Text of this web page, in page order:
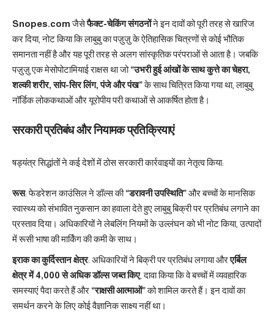
Snopes.comजैसेफैक्ट-चेकिंग संगठनोंने इन दावों को पूरी तरह से खारिज
कर दिया, नोट किया कि लाबुबु का पज़ुज़ु के ऐतिहासिक चित्रणों से कोई भौतिक
समानता नहीं है और यह पूरी तरह से अलग सांस्कृतिक परंपराओं से आता है। जबकि
पज़ुज़ु एक मेसोपोटामियाई राक्षस था जो“उभरी हुई आंखों के साथ कुत्ते का चेहरा,
शल्की शरीर, सांप-सिर लिंग, पंजे और पंख”के साथ चित्रित किया गया था, लाबुबु
नॉर्डिक लोककथाओं और यूरोपीय परी कथाओं से आकर्षित होता है।
सरकारी प्रतिबंध और नियामक प्रतिक्रियाएं
षड्यंत्र सिद्धांतों ने कई देशों में ठोस सरकारी कार्रवाइयों का नेतृत्व किया:
रूस: फेडरेशन काउंसिल ने डॉल्स की“डरावनी उपस्थिति”और बच्चों के मानसिक
स्वास्थ्य को संभावित नुकसान का हवाला देते हुए लाबुबु बिक्री पर प्रतिबंध लगाने का
प्रस्ताव दिया। अधिकारियों ने लेबलिंग नियमों के उल्लंघन को भी नोट किया, उत्पादों
में रूसी भाषा की मार्किंग की कमी के साथ।
इराक का कुर्दिस्तान क्षेत्र: अधिकारियों ने बिक्री पर प्रतिबंध लगाया औरएर्बिल
क्षेत्र में 4,000 से अधिक डॉल्स जब्त किए, दावा किया कि वे बच्चों में व्यवहारिक
समस्याएं पैदा करते हैं और “राक्षसी आत्माओं”को शामिल करते हैं। इन दावों का
समर्थन करने के लिए कोई वैज्ञानिक साक्ष्य नहीं था।